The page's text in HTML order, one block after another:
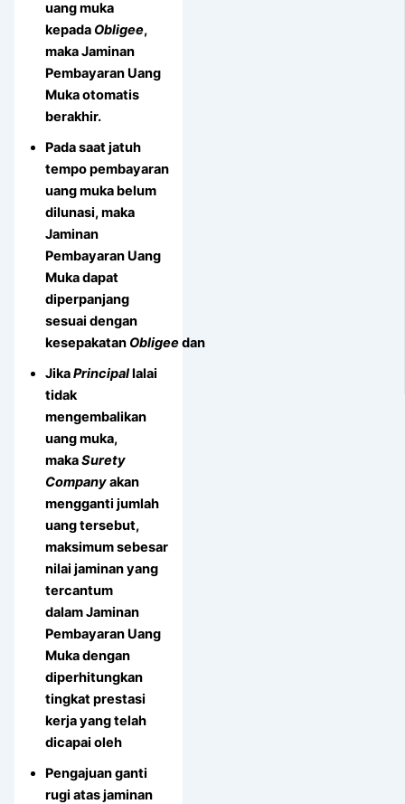
uang muka
kepada Obligee,
maka Jaminan
Pembayaran Uang
Muka otomatis
berakhir.
Pada saat jatuh
tempo pembayaran
uang muka belum
dilunasi, maka
Jaminan
Pembayaran Uang
Muka dapat
diperpanjang
sesuai dengan
kesepakatan Obligeedan
JikaPrincipallalai
tidak
mengembalikan
uang muka,
makaSurety
Companyakan
mengganti jumlah
uang tersebut,
maksimum sebesar
nilai jaminan yang
tercantum
dalam Jaminan
Pembayaran Uang
Muka dengan
diperhitungkan
tingkat prestasi
kerja yang telah
dicapai oleh
Pengajuan ganti
rugi atas jaminan